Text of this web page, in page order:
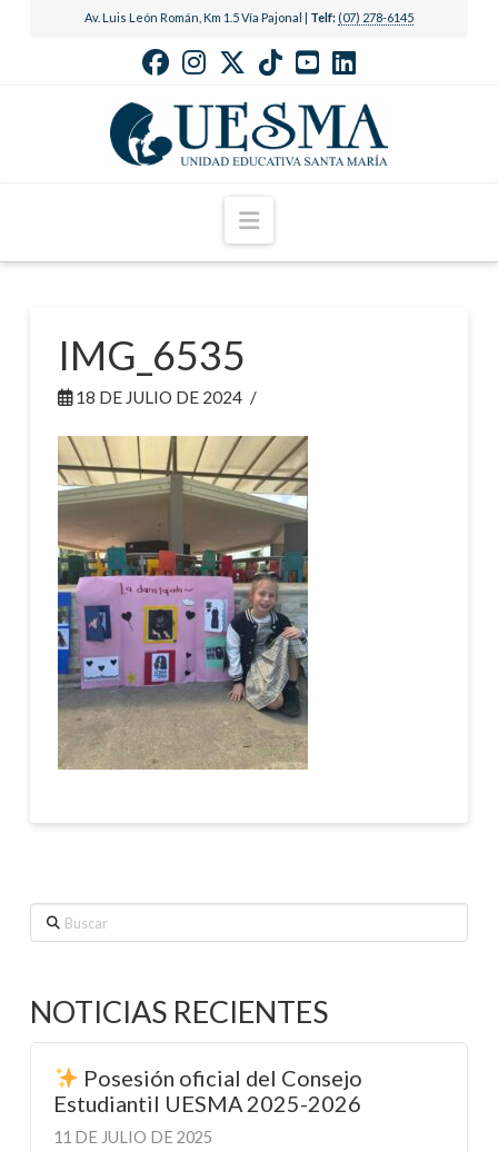
Av. Luis León Román, Km 1.5 Vía Pajonal | Telf: (07) 278-6145
Navigation
IMG_6535
18 DE JULIO DE 2024
Buscar
NOTICIAS RECIENTES
Posesión oficial del Consejo
Estudiantil UESMA 2025-2026
11 DE JULIO DE 2025